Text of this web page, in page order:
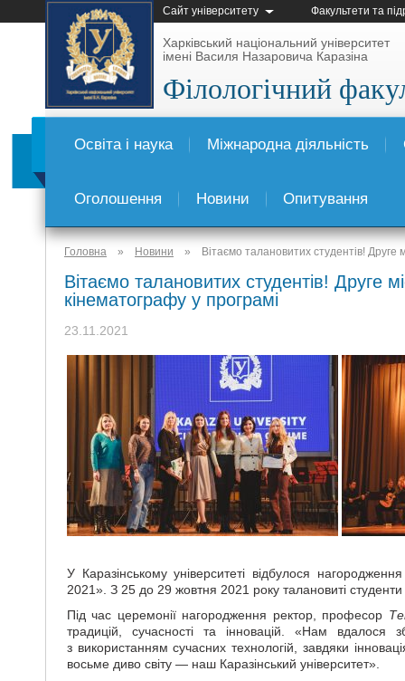
Сайт університету Факультети та
Харківський національний університет
імені Василя Назаровича Каразіна
Філологічний
Освіта і наука Міжнародна діяльність
Оголошення Новини Опитування
Головна » Новини » Вітаємо талановитих студентів! Друге
Вітаємо талановитих студентів! Друге
кінематографу у програмі
23.11.2021
У Каразінському університеті відбулося
2021». З 25 до 29 жовтня 2021 року талановиті
Під час церемонії нагородження ректор, професор
традицій, сучасності та інновацій. «Нам вдалося
з використанням сучасних технологій, завдяки
восьме диво світу — наш Каразінський університет».